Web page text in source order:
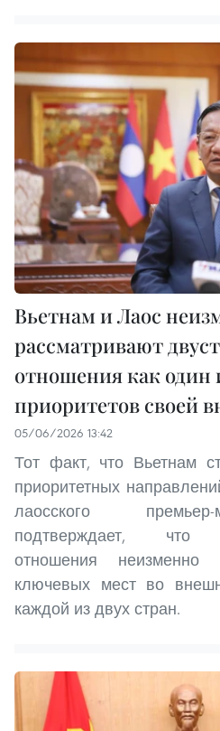
Вьетнам и Лаос
рассматривают
отношения как один
приоритетов своей
05/06/2026 13:42
Тот факт, что Вьетнам
приоритетных
лаосского
подтверждает, что
отношения
ключевых мест во
каждой из двух стран.